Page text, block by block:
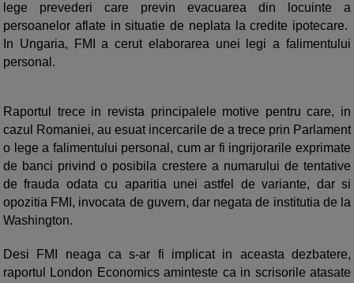
lege prevederi care previn evacuarea din locuinte a
persoanelor aflate in situatie de neplata la credite ipotecare.
In Ungaria, FMI a cerut elaborarea unei legi a falimentului
personal.
Raportul trece in revista principalele motive pentru care, in
cazul Romaniei, au esuat incercarile de a trece prin Parlament
o lege a falimentului personal, cum ar fi ingrijorarile exprimate
de banci privind o posibila crestere a numarului de tentative
de frauda odata cu aparitia unei astfel de variante, dar si
opozitia FMI, invocata de guvern, dar negata de institutia de la
Washington.
Desi FMI neaga ca s-ar fi implicat in aceasta dezbatere,
raportul London Economics aminteste ca in scrisorile atasate